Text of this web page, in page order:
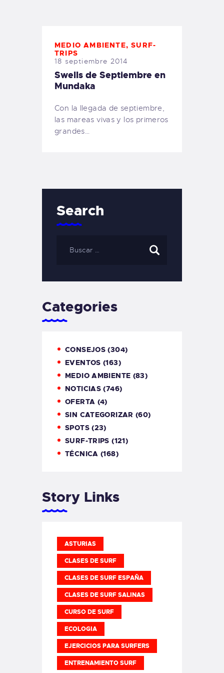
MEDIO AMBIENTE,SURF-
TRIPS
18 septiembre 2014
Swells de Septiembre en
Mundaka
Con la llegada de septiembre,
las mareas vivas y los primeros
grandes…
Search
Categories
CONSEJOS (304)
EVENTOS (163)
MEDIO AMBIENTE (83)
NOTICIAS (746)
OFERTA (4)
SIN CATEGORIZAR (60)
SPOTS(23)
SURF-TRIPS (121)
TÉCNICA (168)
Story Links
ASTURIAS
CLASES DE SURF
CLASES DE SURF ESPAÑA
CLASES DE SURF SALINAS
CURSO DE SURF
ECOLOGIA
EJERCICIOS PARA SURFERS
ENTRENAMIENTO SURF